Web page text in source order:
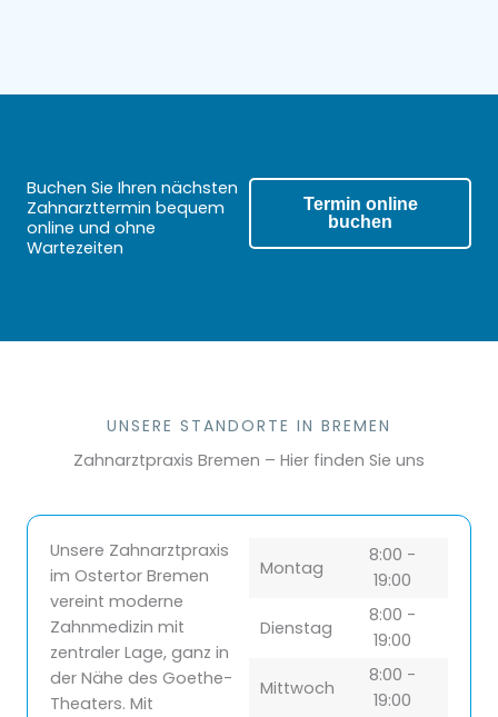
Buchen Sie Ihren nächsten
Zahnarzttermin bequem
online und ohne
Wartezeiten
Termin online
buchen
UNSERE STANDORTE IN BREMEN
Zahnarztpraxis Bremen – Hier finden Sie uns
Unsere Zahnarztpraxis
im Ostertor Bremen
vereint moderne
Zahnmedizin mit
zentraler Lage, ganz in
der Nähe des Goethe-
Theaters. Mit
Montag
8:00 -
19:00
Dienstag
8:00 -
19:00
Mittwoch
8:00 -
19:00